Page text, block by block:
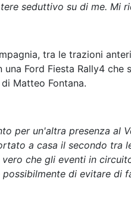
seduttivo su di me. Mi
tra le trazioni
una Ford Fiesta Rally4
Matteo Fontana.
per un'altra presenza al
a casa il secondo tra
che gli eventi in
di evitare di